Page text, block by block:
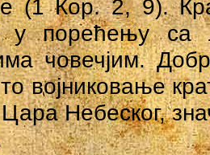
(1 Кор. 2, 9).
у порећењу са
човечјим.
војниковање
Цара Небеског,